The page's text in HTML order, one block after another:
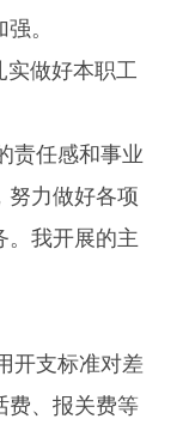
。
做好本职工
责任感和事业
努力做好各项
。我开展的主
开支标准对差
费、报关费等